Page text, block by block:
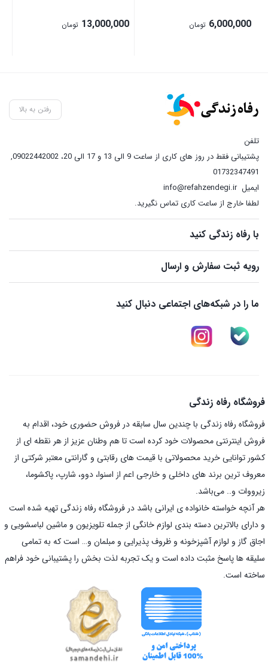
6,000,000 تومان 13,000,000 تومان
رفتن به بالا
تلفن
پشتیبانی فقط در روز های کاری از ساعت 9 الی 13 و 17 الی 20، 09022442002
,
01732347491
ایمیلinfo@refahzendegi.ir
لطفا خارج از ساعت کاری تماس نگیرید.
با رفاه زندگی کنید
رویه ثبت سفارش و ارسال
ما را در شبکه‌های اجتماعی دنبال کنید
فروشگاه رفاه زندگی
فروشگاه رفاه زندگی با چندین سال سابقه در فروش حضوری خود، اقدام به
فروش اینترنتی محصولات خود کرده است تا هم وطنان عزیز از هر نقطه ای از
کشور توانایی خرید محصولاتی با قیمت های رقابتی و گارانتی معتبر شرکتی از
معروف ترین برند های داخلی و خارجی اعم از اسنوا، دوو، شارپ، پاکشوما،
زیرووات و.. می‌باشد.
هر آنچه خواسته خانواده ی ایرانی باشد در فروشگاه رفاه زندگی تهیه شده است
و دارای بالاترین دسته بندی لوازم خانگی از جمله تلویزیون و ماشین لباسشویی و
اجاق گاز و لوازم آشپزخونه و ظروف پذیرایی و مبلمان و… است که به تمامی
سلیقه ها پاسخ مثبت داده است و یک تجربه لذت بخش را پشتیبانی خود فراهم
ساخته است.